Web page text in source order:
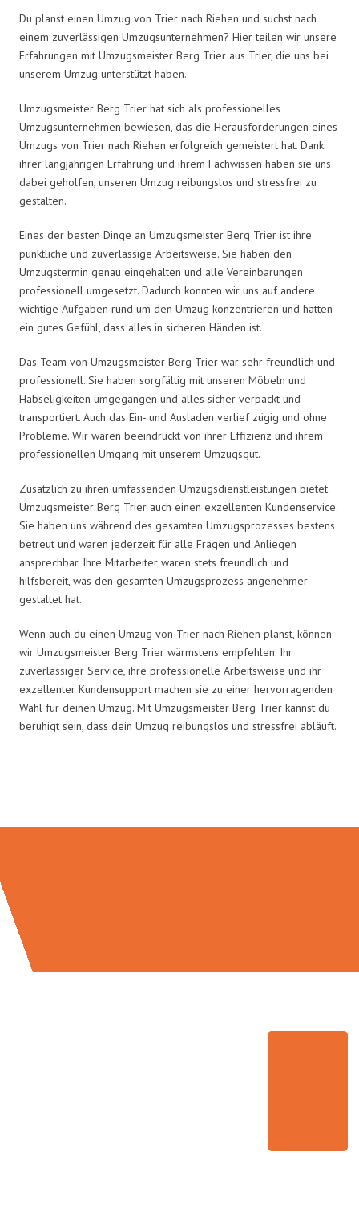
Du planst einen Umzug von Trier nach Riehen und suchst nach
einem zuverlässigen Umzugsunternehmen? Hier teilen wir unsere
Erfahrungen mit Umzugsmeister Berg Trier aus Trier, die uns bei
unserem Umzug unterstützt haben.
Umzugsmeister Berg Trier hat sich als professionelles
Umzugsunternehmen bewiesen, das die Herausforderungen eines
Umzugs von Trier nach Riehen erfolgreich gemeistert hat. Dank
ihrer langjährigen Erfahrung und ihrem Fachwissen haben sie uns
dabei geholfen, unseren Umzug reibungslos und stressfrei zu
gestalten.
Eines der besten Dinge an Umzugsmeister Berg Trier ist ihre
pünktliche und zuverlässige Arbeitsweise. Sie haben den
Umzugstermin genau eingehalten und alle Vereinbarungen
professionell umgesetzt. Dadurch konnten wir uns auf andere
wichtige Aufgaben rund um den Umzug konzentrieren und hatten
ein gutes Gefühl, dass alles in sicheren Händen ist.
Das Team von Umzugsmeister Berg Trier war sehr freundlich und
professionell. Sie haben sorgfältig mit unseren Möbeln und
Habseligkeiten umgegangen und alles sicher verpackt und
transportiert. Auch das Ein- und Ausladen verlief zügig und ohne
Probleme. Wir waren beeindruckt von ihrer Effizienz und ihrem
professionellen Umgang mit unserem Umzugsgut.
Zusätzlich zu ihren umfassenden Umzugsdienstleistungen bietet
Umzugsmeister Berg Trier auch einen exzellenten Kundenservice.
Sie haben uns während des gesamten Umzugsprozesses bestens
betreut und waren jederzeit für alle Fragen und Anliegen
ansprechbar. Ihre Mitarbeiter waren stets freundlich und
hilfsbereit, was den gesamten Umzugsprozess angenehmer
gestaltet hat.
Wenn auch du einen Umzug von Trier nach Riehen planst, können
wir Umzugsmeister Berg Trier wärmstens empfehlen. Ihr
zuverlässiger Service, ihre professionelle Arbeitsweise und ihr
exzellenter Kundensupport machen sie zu einer hervorragenden
Wahl für deinen Umzug. Mit Umzugsmeister Berg Trier kannst du
beruhigt sein, dass dein Umzug reibungslos und stressfrei abläuft.